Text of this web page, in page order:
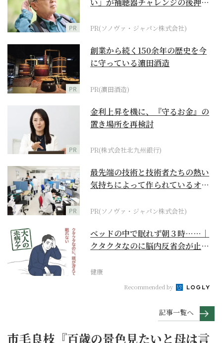
PR PR(ソノヴァ・ジャパン株式会社)
PR
創業から続く150余年の歴史を今
に守っている濵田酒造
PR(濵田酒造)
PR
金利上昇を機に、『守るお金』の
置き場所を再検討
PR(株式会社北九州銀行)
PR
最先端の技術と技術者たちの熱い
気持ちによって作られているオー
PR(ソノヴァ・ジャパン株式会社)
ベッドの中で眠れず朝３時……｜
クタクタなのに脳内反省会が止ま
健康
Recommended by
記事一覧へ
市毛良枝『百歳の景色見たいと母は言